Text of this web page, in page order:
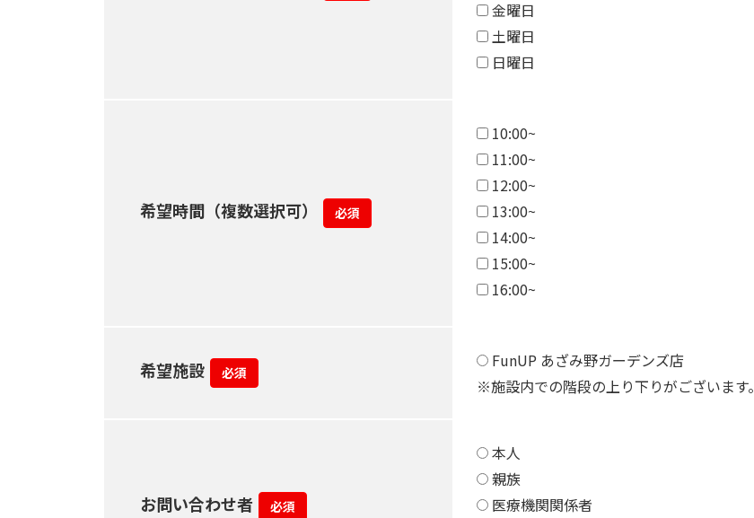
金曜日
土曜日
日曜日
希望時間（複数選択可） 必須
10:00~
11:00~
12:00~
13:00~
14:00~
15:00~
16:00~
希望施設 必須
FunUP あざみ野ガーデンズ店
※施設内での階段の上り下りがございます。
お問い合わせ者 必須
本人
親族
医療機関関係者